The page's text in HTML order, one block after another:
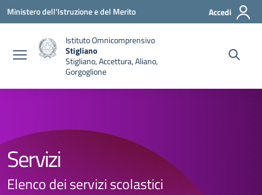
Vai ai contenuti
Vai al menu di navigazione
Vai al footer
Ministero dell'Istruzione e del Merito Accedi
Istituto Omnicomprensivo
Stigliano
Stigliano, Accettura, Aliano,
Gorgoglione
Servizi
Elenco dei servizi scolastici